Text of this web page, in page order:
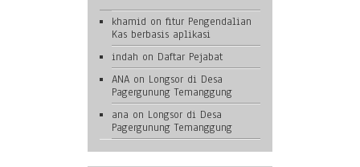
khamid on fitur Pengendalian
Kas berbasis aplikasi
indah on Daftar Pejabat
ANA on Longsor di Desa
Pagergunung Temanggung
ana on Longsor di Desa
Pagergunung Temanggung